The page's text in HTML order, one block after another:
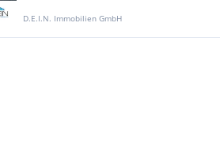
D.E.I.N. Immobilien GmbH